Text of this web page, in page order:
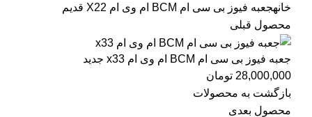
خانهجعبه فیوز بی سی ام BCM ام وی ام X22 قدیم
محصول قبلی
جعبه فیوز بی سی ام BCM ام وی ام x33 جدید
28,000,000 تومان
بازگشت به محصولات
محصول بعدی